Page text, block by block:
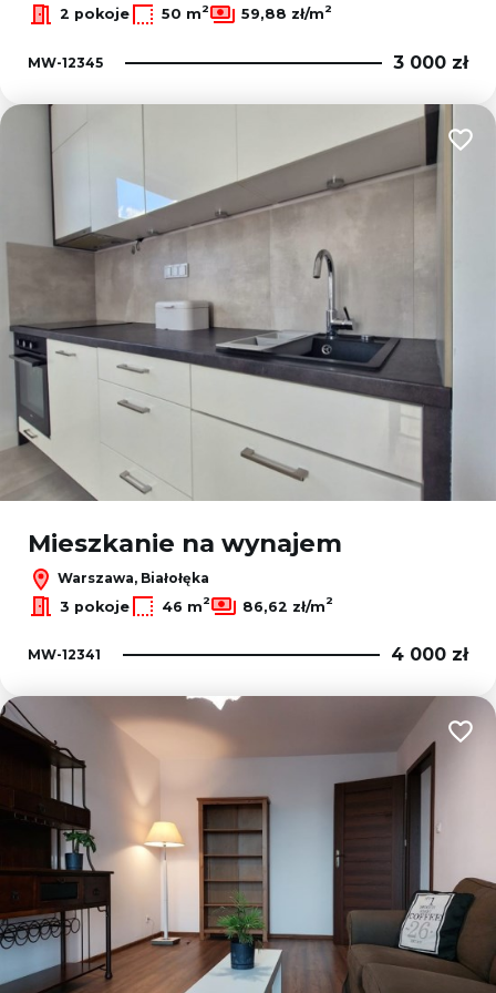
2 pokoje
50 m2 59,88 zł/m2
MW-12345 3 000 zł
Mieszkanie na wynajem
Warszawa, Białołęka
3 pokoje
46 m2 86,62 zł/m2
MW-12341 4 000 zł